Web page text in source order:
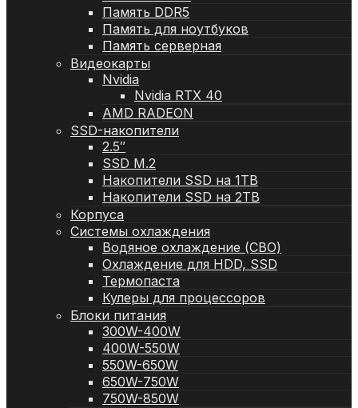
Память DDR5
Память для ноутбуков
Память серверная
Видеокарты
Nvidia
Nvidia RTX 40
AMD RADEON
SSD-накопители
2.5″
SSD M.2
Накопители SSD на 1TB
Накопители SSD на 2TB
Корпуса
Системы охлаждения
Водяное охлаждение (СВО)
Охлаждение для HDD, SSD
Термопаста
Кулеры для процессоров
Блоки питания
300W-400W
400W-550W
550W-650W
650W-750W
750W-850W